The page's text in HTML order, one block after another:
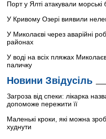
Порт у Ялті атакували
У Кривому Озері виявили
У Миколаєві через аварійні
районах
У воді на всіх пляжах
паличку
Новини Звідусіль
Загроза від спеки: лікарка
допоможе пережити її
Маленькі кроки, які можна
худнути